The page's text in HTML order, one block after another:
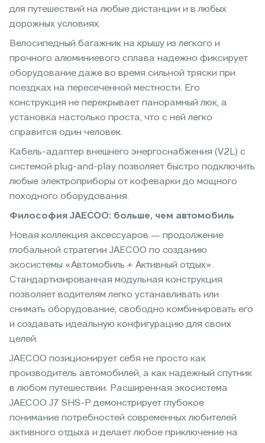
для путешествий на любые дистанции и в любых
дорожных условиях.
Велосипедный багажник на крышу из легкого и
прочного алюминиевого сплава надежно фиксирует
оборудование даже во время сильной тряски при
поездках на пересеченной местности. Его
конструкция не перекрывает панорамный люк, а
установка настолько проста, что с ней легко
справится один человек.
Кабель-адаптер внешнего энергоснабжения (V2L) с
системой plug-and-play позволяет быстро подключить
любые электроприборы от кофеварки до мощного
походного оборудования.
Философия JAECOO: больше, чем автомобиль
Новая коллекция аксессуаров — продолжение
глобальной стратегии JAECOO по созданию
экосистемы «Автомобиль + Активный отдых».
Стандартизированная модульная конструкция
позволяет водителям легко устанавливать или
снимать оборудование, свободно комбинировать его
и создавать идеальную конфигурацию для своих
целей.
JAECOO позиционирует себя не просто как
производитель автомобилей, а как надежный спутник
в любом путешествии. Расширенная экосистема
JAECOO J7 SHS-P демонстрирует глубокое
понимание потребностей современных любителей
активного отдыха и делает любое приключение на